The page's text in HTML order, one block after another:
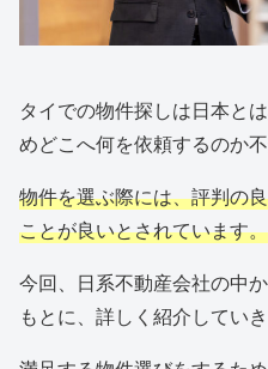
タイでの物件探しは日本と
めどこへ何を依頼するのか
物件を選ぶ際には、評判の
ことが良いとされています。
今回、日系不動産会社の中
もとに、詳しく紹介していき